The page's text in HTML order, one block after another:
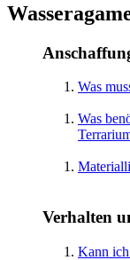
Was
Was
Verhalten
Kann ich